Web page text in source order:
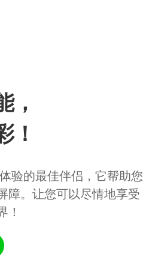
，
！
验的最佳伴侣，它帮助您
障。让您可以尽情地享受
！